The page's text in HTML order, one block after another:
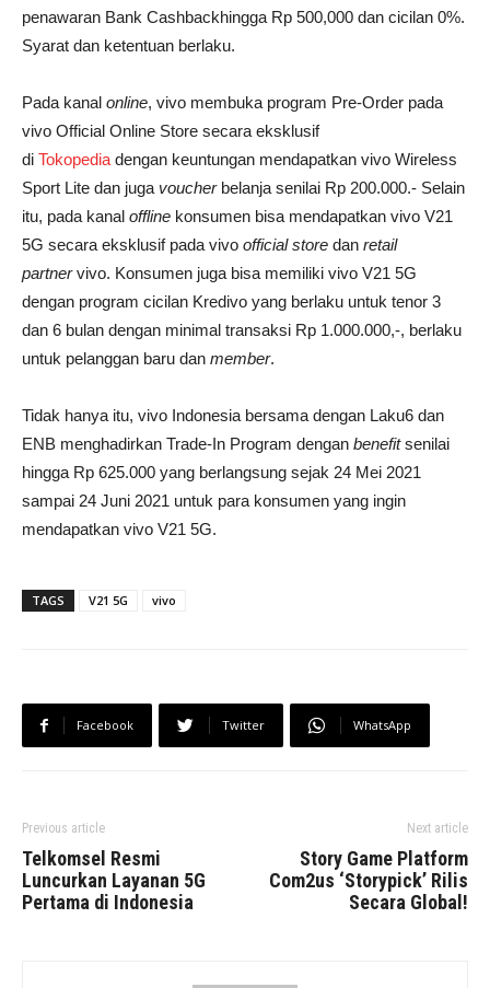
penawaran Bank Cashbackhingga Rp 500,000 dan cicilan 0%.
Syarat dan ketentuan berlaku.
Pada kanal online, vivo membuka program Pre-Order pada
vivo Official Online Store secara eksklusif
di Tokopedia dengan keuntungan mendapatkan vivo Wireless
Sport Lite dan juga voucherbelanja senilai Rp 200.000.- Selain
itu, pada kanal offline konsumen bisa mendapatkan vivo V21
5G secara eksklusif pada vivo official store dan retail
partnervivo. Konsumen juga bisa memiliki vivo V21 5G
dengan program cicilan Kredivo yang berlaku untuk tenor 3
dan 6 bulan dengan minimal transaksi Rp 1.000.000,-, berlaku
untuk pelanggan baru dan member.
Tidak hanya itu, vivo Indonesia bersama dengan Laku6 dan
ENB menghadirkan Trade-In Program dengan benefitsenilai
hingga Rp 625.000 yang berlangsung sejak 24 Mei 2021
sampai 24 Juni 2021 untuk para konsumen yang ingin
mendapatkan vivo V21 5G.
TAGS V21 5G vivo
Facebook Twitter WhatsApp
Previous article
Telkomsel Resmi
Luncurkan Layanan 5G
Pertama di Indonesia
Next article
Story Game Platform
Com2us ‘Storypick’ Rilis
Secara Global!